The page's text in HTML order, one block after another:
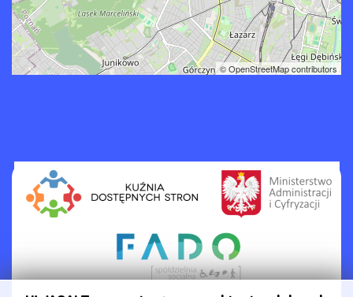
© OpenStreetMap contributors